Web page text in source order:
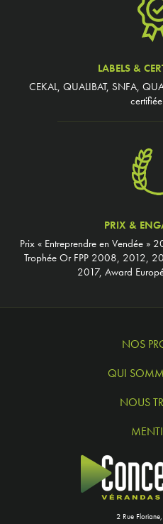
LABELS &
CEKAL, QUALIBAT, SNFA,
PRIX &
Prix « Entreprendre en Vendée »
Trophée Or FPP 2008, 2012,
2017, Award
NOS
QUI
NOUS
2 Rue